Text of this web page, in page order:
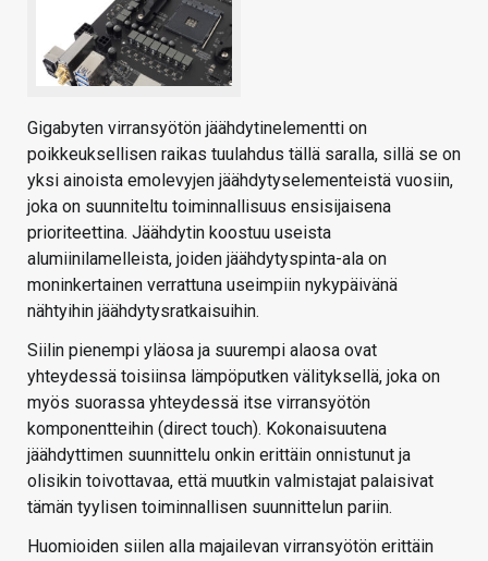
Gigabyten virransyötön jäähdytinelementti on
poikkeuksellisen raikas tuulahdus tällä saralla, sillä se on
yksi ainoista emolevyjen jäähdytyselementeistä vuosiin,
joka on suunniteltu toiminnallisuus ensisijaisena
prioriteettina. Jäähdytin koostuu useista
alumiinilamelleista, joiden jäähdytyspinta-ala on
moninkertainen verrattuna useimpiin nykypäivänä
nähtyihin jäähdytysratkaisuihin.
Siilin pienempi yläosa ja suurempi alaosa ovat
yhteydessä toisiinsa lämpöputken välityksellä, joka on
myös suorassa yhteydessä itse virransyötön
komponentteihin (direct touch). Kokonaisuutena
jäähdyttimen suunnittelu onkin erittäin onnistunut ja
olisikin toivottavaa, että muutkin valmistajat palaisivat
tämän tyylisen toiminnallisen suunnittelun pariin.
Huomioiden siilen alla majailevan virransyötön erittäin